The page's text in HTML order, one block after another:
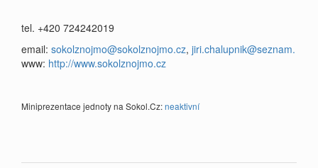
tel. +420 724242019
email: sokolznojmo@sokolznojmo.cz, jiri.chalupnik@seznam.
www: http://www.sokolznojmo.cz
Miniprezentace jednoty na Sokol.Cz:neaktivní